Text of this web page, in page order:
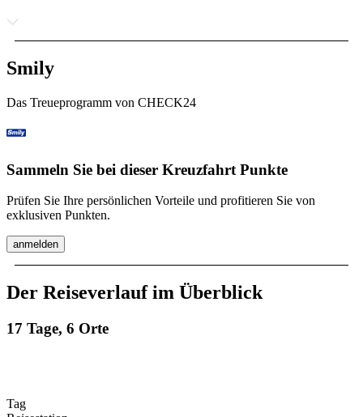
Smily
Das Treueprogramm von CHECK24
Sammeln Sie bei dieser Kreuzfahrt Punkte
Prüfen Sie Ihre persönlichen Vorteile und profitieren Sie von
exklusiven Punkten.
anmelden
Der Reiseverlauf im Überblick
17 Tage, 6 Orte
Tag